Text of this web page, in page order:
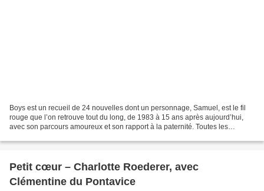
Boys est un recueil de 24 nouvelles dont un personnage, Samuel, est le fil
rouge que l’on retrouve tout du long, de 1983 à 15 ans après aujourd’hui,
avec son parcours amoureux et son rapport à la paternité. Toutes les
Petit cœur – Charlotte Roederer, avec
Clémentine du Pontavice